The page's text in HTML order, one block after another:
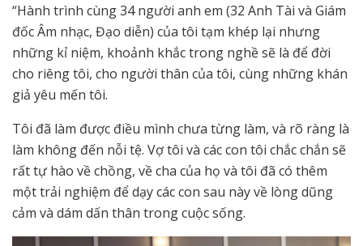
“Hành trình cùng 34 người anh em (32 Anh Tài và Giám
đốc Âm nhạc, Đạo diễn) của tôi tạm khép lại nhưng
những kỉ niệm, khoảnh khắc trong nghề sẽ là để đời
cho riêng tôi, cho người thân của tôi, cùng những khán
giả yêu mến tôi.
Tôi đã làm được điều mình chưa từng làm, và rõ ràng là
làm không đến nỗi tệ. Vợ tôi và các con tôi chắc chắn sẽ
rất tự hào về chồng, về cha của họ và tôi đã có thêm
một trải nghiệm để dạy các con sau này về lòng dũng
cảm và dám dấn thân trong cuộc sống.